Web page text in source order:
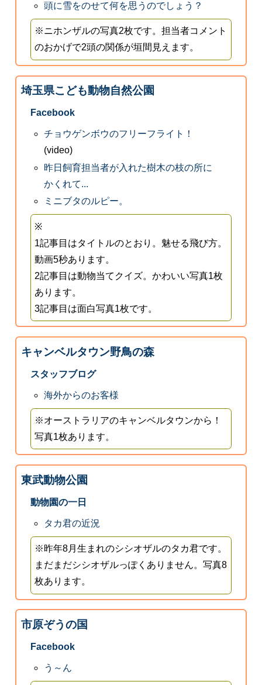
頭に雪をのせて何を思うのでしょう？
※ニホンザルの写真2枚です。担当者コメント
のおかげで2頭の関係が垣間見えます。
埼玉県こども動物自然公園
Facebook
チョウゲンボウのフリーフライト！
(video)
昨日飼育担当者が入れた樹木の枝の所に
かくれて...
ミニブタのルピー。
※
1記事目はタイトルのとおり。魅せる飛び方。
動画5秒あります。
2記事目は動物当てクイズ。かわいい写真1枚
あります。
3記事目は面白写真1枚です。
キャンベルタウン野鳥の森
スタッフブログ
海外からのお客様
※オーストラリアのキャンベルタウンから！
写真1枚あります。
東武動物公園
動物園の一日
タカ君の近況
※昨年8月生まれのシシオザルのタカ君です。
まだまだシシオザルっぽくありません。写真8
枚あります。
市原ぞうの国
Facebook
う～ん